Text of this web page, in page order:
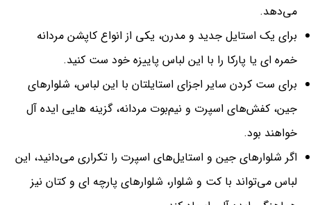
می‌دهد.
برای یک استایل جدید و مدرن، یکی از انواع کاپشن مردانه
خمره ای یا پارکا را با این لباس پاییزه خود ست کنید.
برای ست کردن سایر اجزای استایلتان با این لباس، شلوارهای
جین، کفش‌های اسپرت و نیم‌بوت مردانه، گزینه هایی ایده آل
خواهند بود.
اگر شلوارهای جین و استایل‌های اسپرت را تکراری می‌دانید، این
لباس می‌تواند با کت و شلوار، شلوارهای پارچه ای و کتان نیز